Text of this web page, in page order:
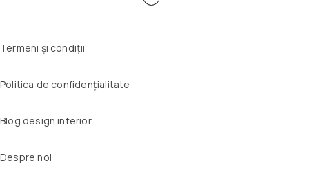
Termeni și condiții
Politica de confidențialitate
Blog design interior
Despre noi